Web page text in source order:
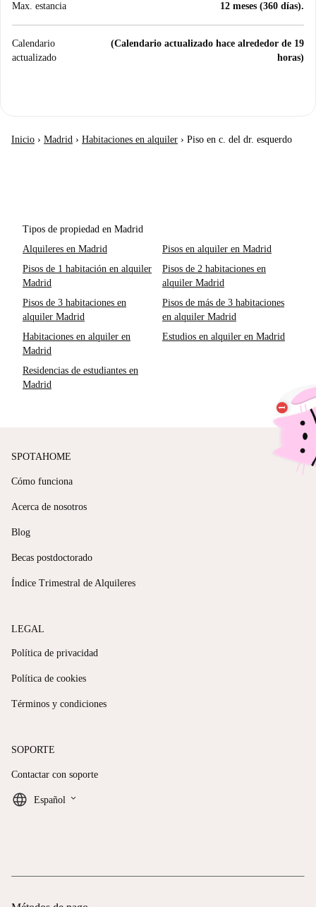
Max. estancia 12 meses (360 días).
Calendario
actualizado
(Calendario actualizado hace alrededor de 19
horas)
Inicio › Madrid › Habitaciones en alquiler › Piso en c. del dr. esquerdo
Tipos de propiedad en Madrid
Alquileres en Madrid
Pisos en alquiler en Madrid
Pisos de 1 habitación en alquiler
Madrid
Pisos de 2 habitaciones en
alquiler Madrid
Pisos de 3 habitaciones en
alquiler Madrid
Pisos de más de 3 habitaciones
en alquiler Madrid
Habitaciones en alquiler en
Madrid
Estudios en alquiler en Madrid
Residencias de estudiantes en
Madrid
SPOTAHOME
Cómo funciona
Acerca de nosotros
Blog
Becas postdoctorado
Índice Trimestral de Alquileres
LEGAL
Política de privacidad
Política de cookies
Términos y condiciones
SOPORTE
Contactar con soporte
Español keyboard_arrow_down